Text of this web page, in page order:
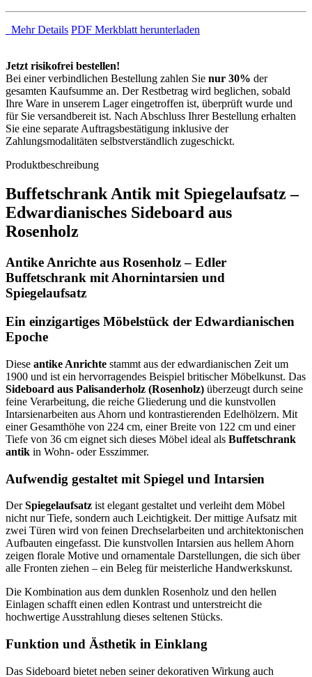
Mehr Details PDF Merkblatt herunterladen
Jetzt risikofrei bestellen!
Bei einer verbindlichen Bestellung zahlen Sie nur 30% der
gesamten Kaufsumme an. Der Restbetrag wird beglichen, sobald
Ihre Ware in unserem Lager eingetroffen ist, überprüft wurde und
für Sie versandbereit ist. Nach Abschluss Ihrer Bestellung erhalten
Sie eine separate Auftragsbestätigung inklusive der
Zahlungsmodalitäten selbstverständlich zugeschickt.
Produktbeschreibung
Buffetschrank Antik mit Spiegelaufsatz –
Edwardianisches Sideboard aus
Rosenholz
Antike Anrichte aus Rosenholz – Edler
Buffetschrank mit Ahornintarsien und
Spiegelaufsatz
Ein einzigartiges Möbelstück der Edwardianischen
Epoche
Diese antike Anrichte stammt aus der edwardianischen Zeit um
1900 und ist ein hervorragendes Beispiel britischer Möbelkunst. Das
Sideboard aus Palisanderholz (Rosenholz) überzeugt durch seine
feine Verarbeitung, die reiche Gliederung und die kunstvollen
Intarsienarbeiten aus Ahorn und kontrastierenden Edelhölzern. Mit
einer Gesamthöhe von 224 cm, einer Breite von 122 cm und einer
Tiefe von 36 cm eignet sich dieses Möbel ideal als Buffetschrank
antik in Wohn- oder Esszimmer.
Aufwendig gestaltet mit Spiegel und Intarsien
DerSpiegelaufsatz ist elegant gestaltet und verleiht dem Möbel
nicht nur Tiefe, sondern auch Leichtigkeit. Der mittige Aufsatz mit
zwei Türen wird von feinen Drechselarbeiten und architektonischen
Aufbauten eingefasst. Die kunstvollen Intarsien aus hellem Ahorn
zeigen florale Motive und ornamentale Darstellungen, die sich über
alle Fronten ziehen – ein Beleg für meisterliche Handwerkskunst.
Die Kombination aus dem dunklen Rosenholz und den hellen
Einlagen schafft einen edlen Kontrast und unterstreicht die
hochwertige Ausstrahlung dieses seltenen Stücks.
Funktion und Ästhetik in Einklang
Das Sideboard bietet neben seiner dekorativen Wirkung auch